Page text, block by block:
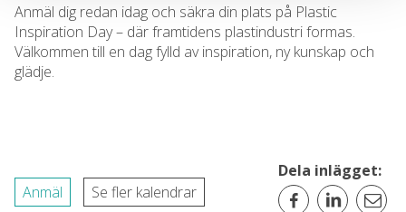
Anmäl dig redan idag och säkra din plats på Plastic
Inspiration Day – där framtidens plastindustri formas.
Välkommen till en dag fylld av inspiration, ny kunskap och
glädje.
Anmäl Se fler kalendrar
Dela inlägget: